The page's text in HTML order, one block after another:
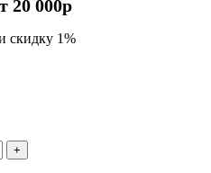
20 000р
скидку 1%